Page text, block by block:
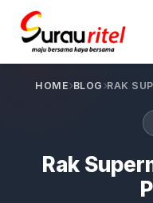
HOME BLOG RAK
Rak